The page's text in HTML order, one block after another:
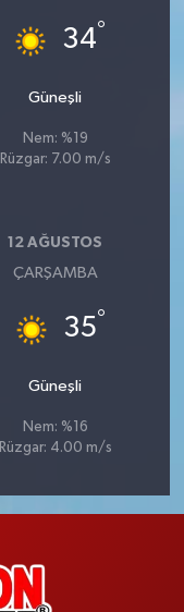
34°
Güneşli
Nem: %19
Rüzgar: 7.00 m/s
12 AĞUSTOS
ÇARŞAMBA
35°
Güneşli
Nem: %16
Rüzgar: 4.00 m/s